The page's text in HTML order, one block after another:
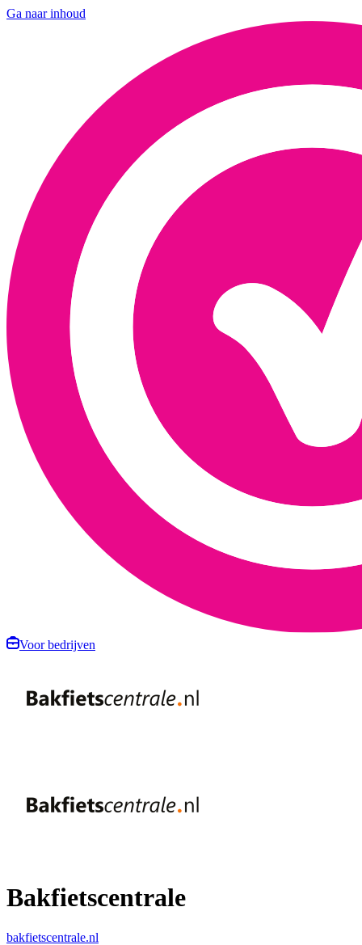
Ga naar inhoud
Voor bedrijven
Bakfietscentrale
bakfietscentrale.nl